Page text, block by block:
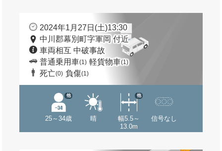
2024年1月27日(土)13:30
中川郡幕別町字軍岡 付近
車両相互 中破事故
普通乗用車(1) 軽貨物車(1)
死亡(0) 負傷(1)
25～34歳
他
晴
幅5.5～
13.0m
他
信号なし